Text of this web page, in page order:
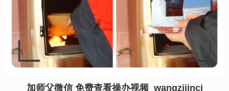
加师父微信 免费查看操办视频 wangzijinci